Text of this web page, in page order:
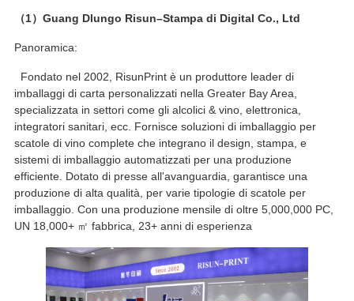
（1） Guang Dlungo Risun–Stampa di Digital Co., Ltd
Panoramica:
Fondato nel 2002, RisunPrint è un produttore leader di
imballaggi di carta personalizzati nella Greater Bay Area,
specializzata in settori come gli alcolici & vino, elettronica,
integratori sanitari, ecc. Fornisce soluzioni di imballaggio per
scatole di vino complete che integrano il design, stampa, e
sistemi di imballaggio automatizzati per una produzione
efficiente. Dotato di presse all'avanguardia, garantisce una
produzione di alta qualità, per varie tipologie di scatole per
imballaggio. Con una produzione mensile di oltre 5,000,000 PC,
UN 18,000+ ㎡ fabbrica, 23+ anni di esperienza